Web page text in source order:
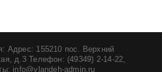
Адрес: 155210 пос. Верхний
д.3 Телефон: (49349) 2-14-22,
info@vlandeh-admin.ru